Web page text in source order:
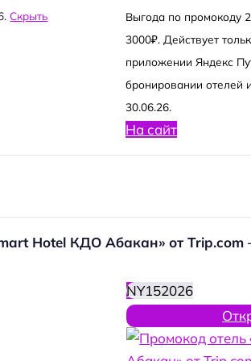
Скрыть
Выгода по промокоду
3000₽. Действует
приложении Яндекс
бронировании отелей
30.06.26.
На сайт
Hotel КДО Абакан» от
NY152026